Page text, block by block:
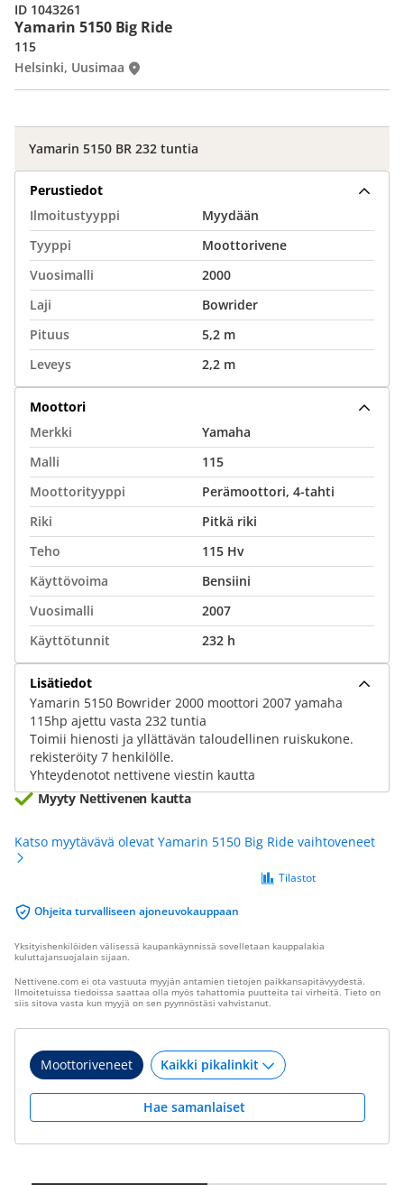
Yamarin 5150 Big Ride
115
Helsinki, Uusimaa
ID 1043261
Yamarin 5150 BR 232 tuntia
Perustiedot
Ilmoitustyyppi
Myydään
Tyyppi
Moottorivene
Vuosimalli
2000
Laji
Bowrider
Pituus
5,2 m
Leveys
2,2 m
Moottori
Merkki
Yamaha
Malli
115
Moottorityyppi
Perämoottori, 4-tahti
Riki
Pitkä riki
Teho
115 Hv
Käyttövoima
Bensiini
Vuosimalli
2007
Käyttötunnit
232 h
Lisätiedot
Yamarin 5150 Bowrider 2000 moottori 2007 yamaha
115hp ajettu vasta 232 tuntia
Toimii hienosti ja yllättävän taloudellinen ruiskukone.
rekisteröity 7 henkilölle.
Yhteydenotot nettivene viestin kautta
Myyty Nettivenen kautta
Katso myytävävä olevat Yamarin 5150 Big Ride vaihtoveneet
Ohjeita turvalliseen ajoneuvokauppaan
Tilastot
Yksityishenkilöiden välisessä kaupankäynnissä sovelletaan kauppalakia
kuluttajansuojalain sijaan.
Nettivene.com ei ota vastuuta myyjän antamien tietojen paikkansapitävyydestä.
Ilmoitetuissa tiedoissa saattaa olla myös tahattomia puutteita tai virheitä. Tieto on
siis sitova vasta kun myyjä on sen pyynnöstäsi vahvistanut.
Moottoriveneet
Hae samanlaiset